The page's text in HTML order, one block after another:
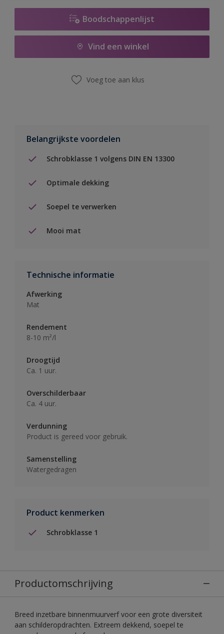
Boodschappenlijst
Vind een winkel
Voeg toe aan klus
Belangrijkste voordelen
Schrobklasse 1 volgens DIN EN 13300
Optimale dekking
Soepel te verwerken
Mooi mat
Technische informatie
Afwerking
Mat
Rendement
8-10 m²/l
Droogtijd
Ca. 1 uur.
Overschilderbaar
Ca. 4 uur.
Verdunning
Product is gereed voor gebruik.
Samenstelling
Watergedragen
Product kenmerken
Schrobklasse 1
Productomschrijving
Breed inzetbare binnenmuurverf voor een grote diversiteit
aan schilderopdrachten. Extreem dekkend, soepel te